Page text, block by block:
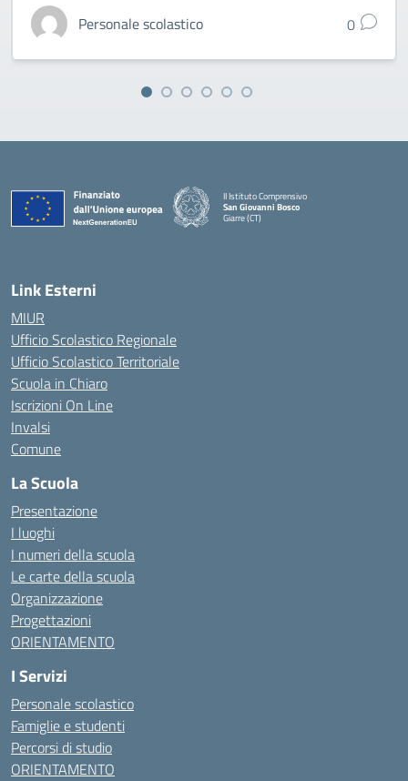
Personale scolastico 0
II Istituto Comprensivo
San Giovanni Bosco
Giarre (CT)
Link Esterni
MIUR
Ufficio Scolastico Regionale
Ufficio Scolastico Territoriale
Scuola in Chiaro
Iscrizioni On Line
Invalsi
Comune
La Scuola
Presentazione
I luoghi
I numeri della scuola
Le carte della scuola
Organizzazione
Progettazioni
ORIENTAMENTO
I Servizi
Personale scolastico
Famiglie e studenti
Percorsi di studio
ORIENTAMENTO